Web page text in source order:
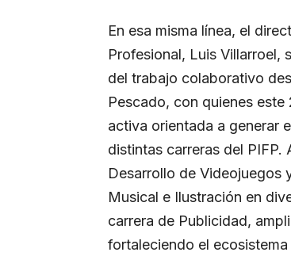
En esa misma línea, el
Profesional, Luis Villarroel,
del trabajo colaborativo
Pescado, con quienes
activa orientada a generar
distintas carreras del
Desarrollo de Videojuegos
Musical e Ilustración en
carrera de Publicidad,
fortaleciendo el